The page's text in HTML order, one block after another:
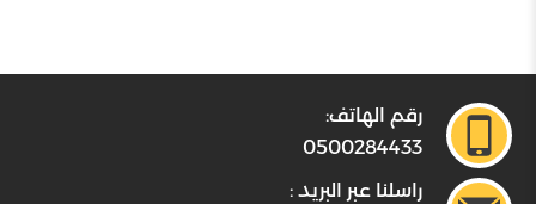
رقم الهاتف:
0500284433
راسلنا عبر البريد :